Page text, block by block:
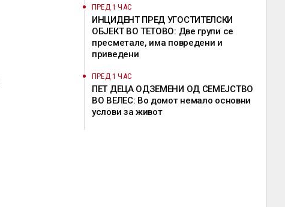
ПРЕД 1 ЧАС
ИНЦИДЕНТ ПРЕД УГОСТИТЕЛСКИ
ОБЈЕКТ ВО ТЕТОВО: Две групи се
пресметале, има повредени и
приведени
ПРЕД 1 ЧАС
ПЕТ ДЕЦА ОДЗЕМЕНИ ОД СЕМЕЈСТВО
ВО ВЕЛЕС: Во домот немало основни
услови за живот